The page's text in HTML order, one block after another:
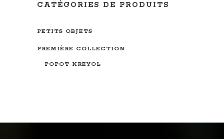
CATÉGORIES DE PRODUITS
PETITS OBJETS
PREMIÈRE COLLECTION
POPOT KREYOL